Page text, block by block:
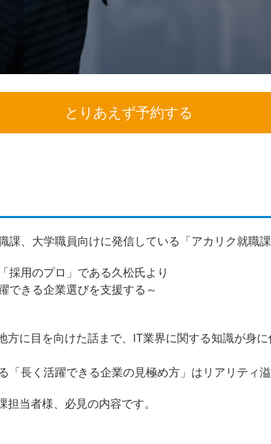
とりあえず予約する
課、大学職員向けに発信している「アカリク就職課
採用のプロ」である久松氏より
できる企業選びを支援する～
方に目を向けた話まで、IT業界に関する知識が身
「長く活躍できる企業の見極め方」はリアリティ
当者様、必見の内容です。